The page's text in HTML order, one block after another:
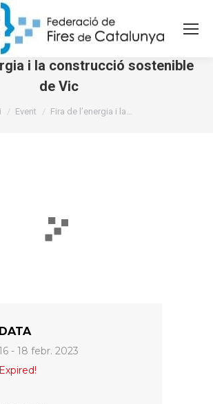
i la construcció sostenible
de Vic
are here:
Event Fira de l’energia i la…
DATA
- 18 febr. 2023
Expired!